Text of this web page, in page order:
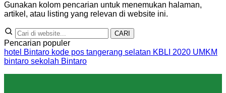
Gunakan kolom pencarian untuk menemukan halaman,
artikel, atau listing yang relevan di website ini.
CARI
Pencarian populer
hotel Bintaro kode pos tangerang selatan KBLI 2020 UMKM
bintaro sekolah Bintaro